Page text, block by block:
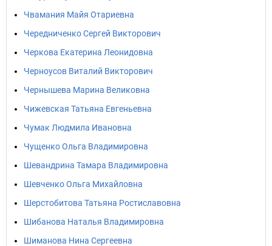
Чвамания Майя Отариевна
Чередниченко Сергей Викторович
Черкова Екатерина Леонидовна
Черноусов Виталий Викторович
Чернышева Марина Великовна
Чижевская Татьяна Евгеньевна
Чумак Людмила Ивановна
Чущенко Ольга Владимировна
Шевандрина Тамара Владимировна
Шевченко Ольга Михайловна
Шерстобитова Татьяна Ростиславовна
Шибанова Наталья Владимировна
Шиманова Нина Сергеевна